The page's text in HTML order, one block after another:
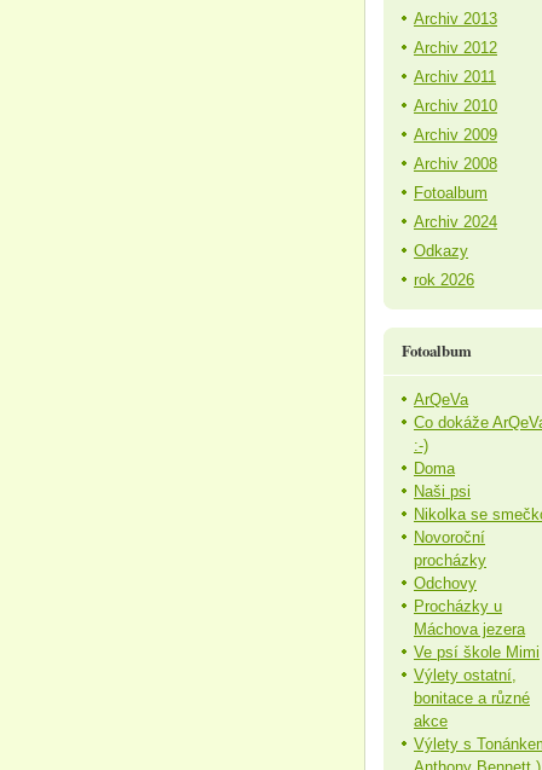
Archiv 2013
Archiv 2012
Archiv 2011
Archiv 2010
Archiv 2009
Archiv 2008
Fotoalbum
Archiv 2024
Odkazy
rok 2026
Fotoalbum
ArQeVa
Co dokáže
:-)
Doma
Naši psi
Nikolka se
Novoroční
procházky
Odchovy
Procházky u
Máchova jezera
Ve psí škole Mimi
Výlety ostatní,
bonitace a různé
akce
Výlety s